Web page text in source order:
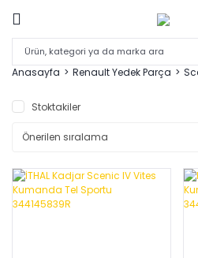
Anasayfa Renault Yedek Parça
Stoktakiler